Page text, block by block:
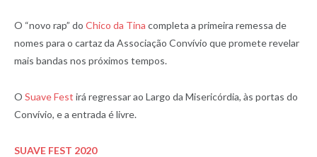
O “novo rap” do Chico da Tina completa a primeira remessa de
nomes para o cartaz da Associação Convívio que promete revelar
mais bandas nos próximos tempos.
O Suave Fest irá regressar ao Largo da Misericórdia, às portas do
Convívio, e a entrada é livre.
SUAVE FEST 2020